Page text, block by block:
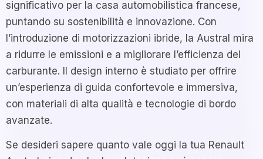
significativo per la casa automobilistica francese,
puntando su sostenibilità e innovazione. Con
l’introduzione di motorizzazioni ibride, la Austral mira
a ridurre le emissioni e a migliorare l’efficienza del
carburante. Il design interno è studiato per offrire
un’esperienza di guida confortevole e immersiva,
con materiali di alta qualità e tecnologie di bordo
avanzate.
Se desideri sapere quanto vale oggi la tua Renault